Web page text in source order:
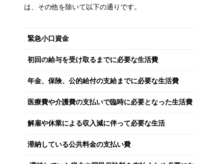
は、その他を除いて以下の通りです。
緊急小口資金
初回の給与を受け取るまでに必要な生活費
年金、保険、公的給付の支給までに必要な生活費
医療費や介護費の支払いで臨時に必要となった生活費
解雇や休業による収入減に伴って必要な生活
滞納している公共料金の支払い費